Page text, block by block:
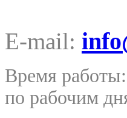
E-mail:
Время
по рабочим